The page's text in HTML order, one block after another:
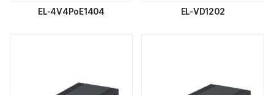
EL-4V4PoE1404 EL-VD1202